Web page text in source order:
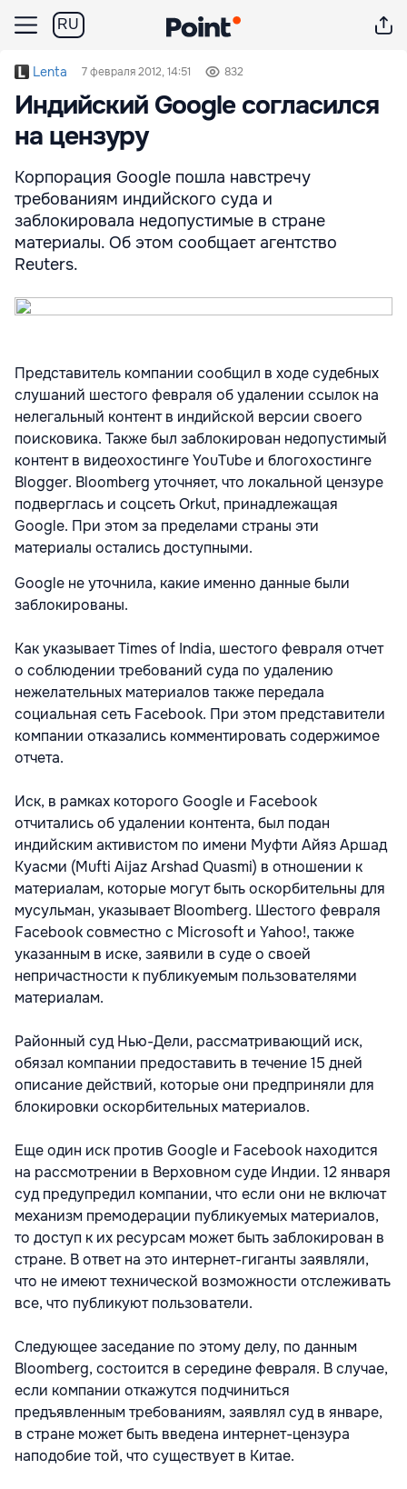
RU
Lenta 7 февраля 2012, 14:51 832
Индийский Google согласился
на цензуру
Корпорация Google пошла навстречу
требованиям индийского суда и
заблокировала недопустимые в стране
материалы. Об этом сообщает агентство
Reuters.
Представитель компании сообщил в ходе судебных
слушаний шестого февраля об удалении ссылок на
нелегальный контент в индийской версии своего
поисковика. Также был заблокирован недопустимый
контент в видеохостинге YouTube и блогохостинге
Blogger. Bloomberg уточняет, что локальной цензуре
подверглась и соцсеть Orkut, принадлежащая
Google. При этом за пределами страны эти
материалы остались доступными.
Google не уточнила, какие именно данные были
заблокированы.
Как указывает Times of India, шестого февраля отчет
о соблюдении требований суда по удалению
нежелательных материалов также передала
социальная сеть Facebook. При этом представители
компании отказались комментировать содержимое
отчета.
Иск, в рамках которого Google и Facebook
отчитались об удалении контента, был подан
индийским активистом по имени Муфти Айяз Аршад
Куасми (Mufti Aijaz Arshad Quasmi) в отношении к
материалам, которые могут быть оскорбительны для
мусульман, указывает Bloomberg. Шестого февраля
Facebook совместно с Microsoft и Yahoo!, также
указанным в иске, заявили в суде о своей
непричастности к публикуемым пользователями
материалам.
Районный суд Нью-Дели, рассматривающий иск,
обязал компании предоставить в течение 15 дней
описание действий, которые они предприняли для
блокировки оскорбительных материалов.
Еще один иск против Google и Facebook находится
на рассмотрении в Верховном суде Индии. 12 января
суд предупредил компании, что если они не включат
механизм премодерации публикуемых материалов,
то доступ к их ресурсам может быть заблокирован в
стране. В ответ на это интернет-гиганты заявляли,
что не имеют технической возможности отслеживать
все, что публикуют пользователи.
Следующее заседание по этому делу, по данным
Bloomberg, состоится в середине февраля. В случае,
если компании откажутся подчиниться
предъявленным требованиям, заявлял суд в январе,
в стране может быть введена интернет-цензура
наподобие той, что существует в Китае.